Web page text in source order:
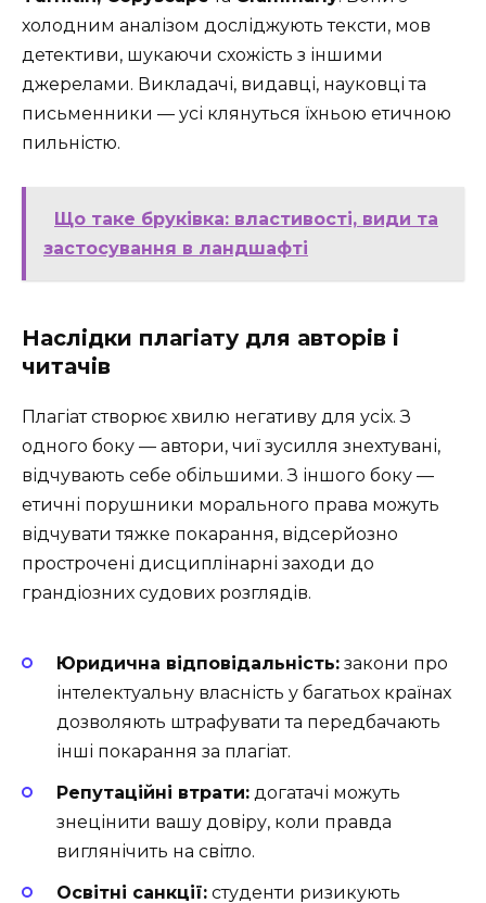
холодним аналізом досліджують тексти, мов
детективи, шукаючи схожість з іншими
джерелами. Викладачі, видавці, науковці та
письменники — усі клянуться їхньою етичною
пильністю.
Що таке бруківка: властивості, види та
застосування в ландшафті
Наслідки плагіату для авторів і
читачів
Плагіат створює хвилю негативу для усіх. З
одного боку — автори, чиї зусилля знехтувані,
відчувають себе обільшими. З іншого боку —
етичні порушники морального права можуть
відчувати тяжке покарання, відсерйозно
прострочені дисциплінарні заходи до
грандіозних судових розглядів.
Юридична відповідальність: закони про
інтелектуальну власність у багатьох країнах
дозволяють штрафувати та передбачають
інші покарання за плагіат.
Репутаційні втрати: догатачі можуть
знецінити вашу довіру, коли правда
виглянічить на світло.
Освітні санкції: студенти ризикують